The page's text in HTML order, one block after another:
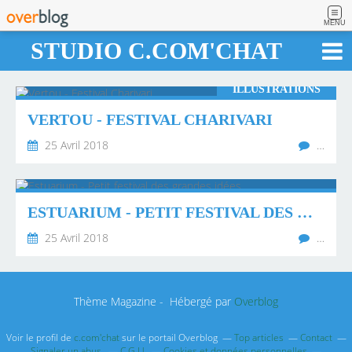
MENU
STUDIO C.COM'CHAT
ILLUSTRATIONS
VERTOU - FESTIVAL CHARIVARI
25 Avril 2018 …
ESTUARIUM - PETIT FESTIVAL DES GRANDES IDÉES
25 Avril 2018 …
Thème Magazine - Hébergé par Overblog
Voir le profil de c.com'chatsur le portail Overblog Top articles
Contact